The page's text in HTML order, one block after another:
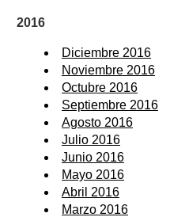
2016
Diciembre 2016
Noviembre 2016
Octubre 2016
Septiembre 2016
Agosto 2016
Julio 2016
Junio 2016
Mayo 2016
Abril 2016
Marzo 2016